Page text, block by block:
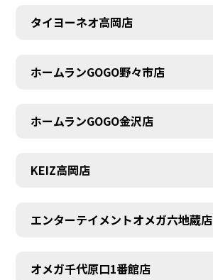
タイヨーネオ高岡店
ホームランGOGO野々市店
ホームランGOGO金沢店
KEIZ高岡店
エンターテイメントオメガ六地蔵店
オメガ千代原口1番館店